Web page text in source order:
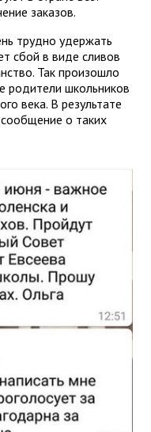
заказов.
трудно удержать
сбой в виде сливов
Так произошло
родители школьников
века. В результате
о таких